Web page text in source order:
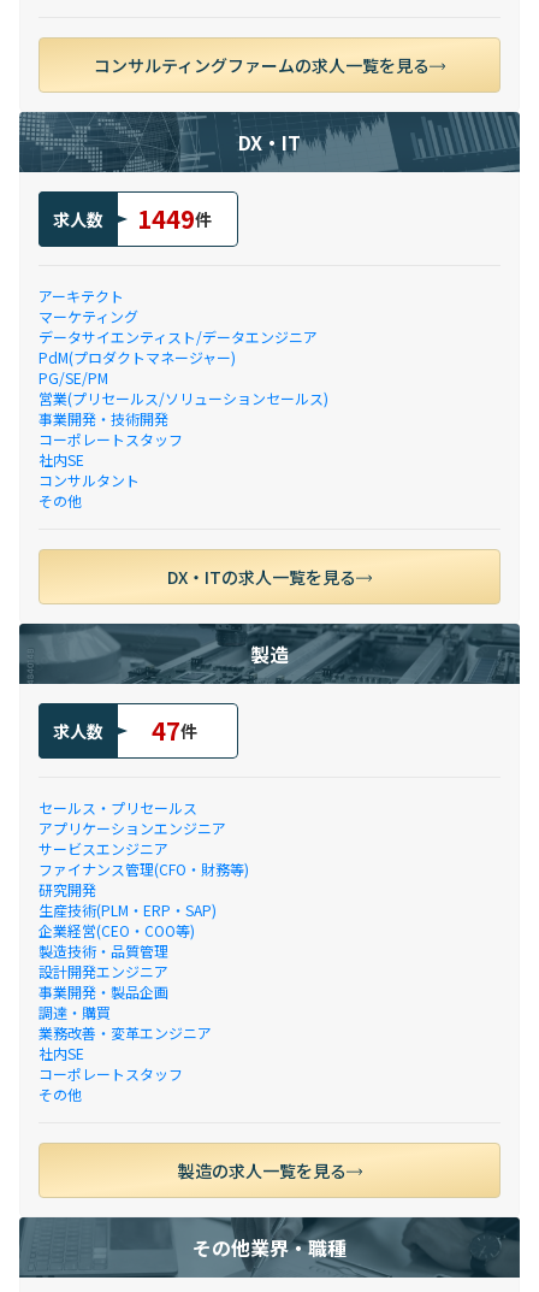
コンサルティングファームの求人一覧を見る
DX・IT
求人数 1449件
アーキテクト
マーケティング
データサイエンティスト/データエンジニア
PdM(プロダクトマネージャー)
PG/SE/PM
営業(プリセールス/ソリューションセールス)
事業開発・技術開発
コーポレートスタッフ
社内SE
コンサルタント
その他
DX・ITの求人一覧を見る
製造
求人数 47件
セールス・プリセールス
アプリケーションエンジニア
サービスエンジニア
ファイナンス管理(CFO・財務等)
研究開発
生産技術(PLM・ERP・SAP)
企業経営(CEO・COO等)
製造技術・品質管理
設計開発エンジニア
事業開発・製品企画
調達・購買
業務改善・変革エンジニア
社内SE
コーポレートスタッフ
その他
製造の求人一覧を見る
その他業界・職種